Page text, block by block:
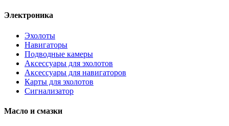
Электроника
Эхолоты
Навигаторы
Подводные камеры
Аксессуары для эхолотов
Аксессуары для навигаторов
Карты для эхолотов
Сигнализатор
Масло и смазки